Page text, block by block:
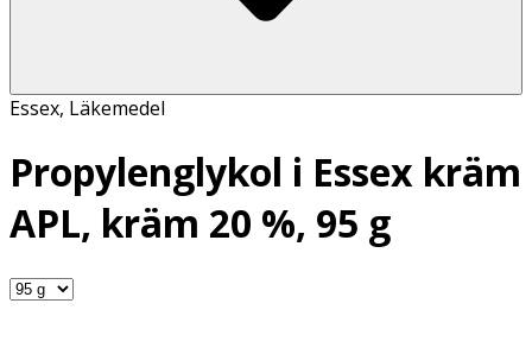
Essex, Läkemedel
Propylenglykol i Essex kräm
APL, kräm 20 %, 95 g